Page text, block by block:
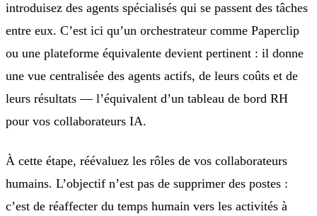
introduisez des agents spécialisés qui se passent des tâches
entre eux. C’est ici qu’un orchestrateur comme Paperclip
ou une plateforme équivalente devient pertinent : il donne
une vue centralisée des agents actifs, de leurs coûts et de
leurs résultats — l’équivalent d’un tableau de bord RH
pour vos collaborateurs IA.
À cette étape, réévaluez les rôles de vos collaborateurs
humains. L’objectif n’est pas de supprimer des postes :
c’est de réaffecter du temps humain vers les activités à